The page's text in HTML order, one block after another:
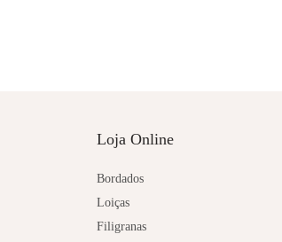
Loja Online
Bordados
Loiças
Filigranas